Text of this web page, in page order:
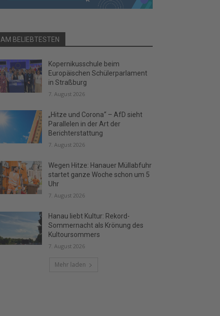
AM BELIEBTESTEN
Kopernikusschule beim
Europäischen Schülerparlament
in Straßburg
7. August 2026
„Hitze und Corona“ – AfD sieht
Parallelen in der Art der
Berichterstattung
7. August 2026
Wegen Hitze: Hanauer Müllabfuhr
startet ganze Woche schon um 5
Uhr
7. August 2026
Hanau liebt Kultur: Rekord-
Sommernacht als Krönung des
Kultoursommers
7. August 2026
Mehr laden